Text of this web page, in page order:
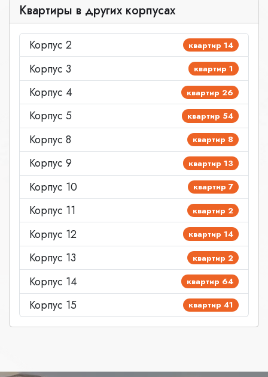
Квартиры в других корпусах
Корпус 2 квартир 14
Корпус 3 квартир 1
Корпус 4 квартир 26
Корпус 5 квартир 54
Корпус 8 квартир 8
Корпус 9 квартир 13
Корпус 10 квартир 7
Корпус 11 квартир 2
Корпус 12 квартир 14
Корпус 13 квартир 2
Корпус 14 квартир 64
Корпус 15 квартир 41